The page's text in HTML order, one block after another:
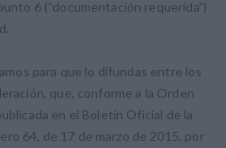
6 (“documentación requerida”)
para que lo difundas entre los
que, conforme a la Orden
en el Boletín Oficial de la
64, de 17 de marzo de 2015, por